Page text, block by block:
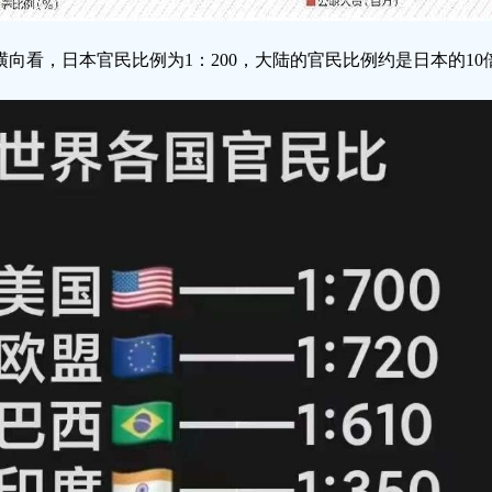
向看，日本官民比例为1：200，大陆的官民比例约是日本的10